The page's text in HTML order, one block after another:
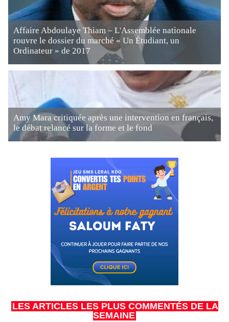
Affaire Abdoulaye Thiam – L'Assemblée nationale
rouvre le dossier du marché « Un Étudiant, un
Ordinateur » de 2017
Amy Mara critiquée après une intervention en français,
le débat relancé sur la forme et le fond
LES ARTICLES LES PLUS COMMENTÉS DE LA
SEMAINE